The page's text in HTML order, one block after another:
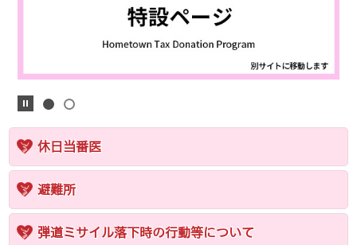
休日当番医
避難所
弾道ミサイル落下時の行動等について